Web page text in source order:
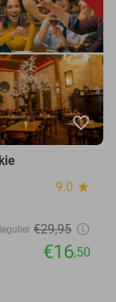
favorite_border
9.0 star
€29,95
€16,50